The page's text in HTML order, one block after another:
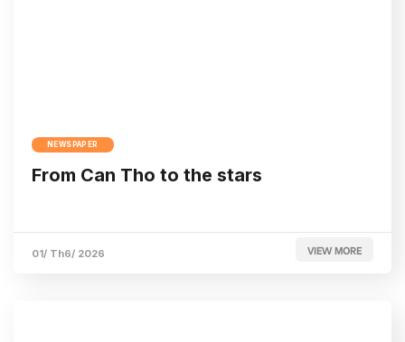
NEWSPAPER
From Can Tho to the stars
01/ Th6/ 2026 VIEW MORE